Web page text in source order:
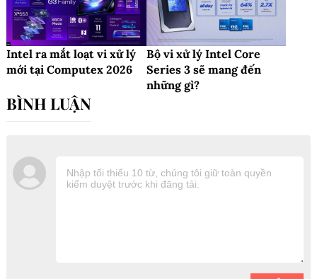
Intel ra mắt loạt vi xử lý
mới tại Computex 2026
Bộ vi xử lý Intel Core
Series 3 sẽ mang đến
những gì?